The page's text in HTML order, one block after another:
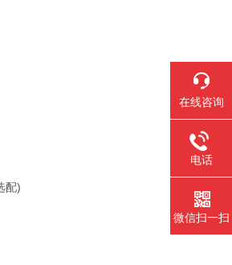
配)
在线咨询
电话
微信扫一扫